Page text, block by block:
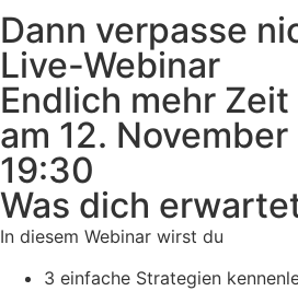
Dann verpasse
Live-Webinar
Endlich mehr Zeit
am 12.
19:30
Was dich
In diesem Webinar wirst du
3 einfache Strategien